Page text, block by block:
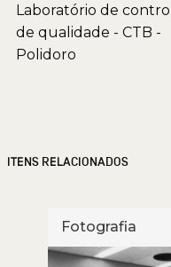
Laboratório de
de qualidade - CTB -
Polidoro
ITENS RELACIONADOS
Fotografia